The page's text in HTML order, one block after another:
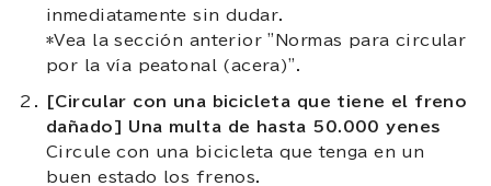
inmediatamente sin dudar.
*Vea la sección anterior "Normas para circular
por la vía peatonal (acera)".
[Circular con una bicicleta que tiene el freno
dañado] Una multa de hasta 50.000 yenes
Circule con una bicicleta que tenga en un
buen estado los frenos.